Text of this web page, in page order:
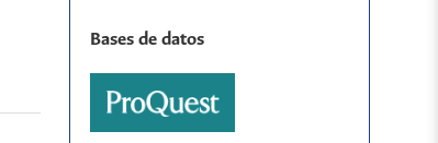
Bases de datos